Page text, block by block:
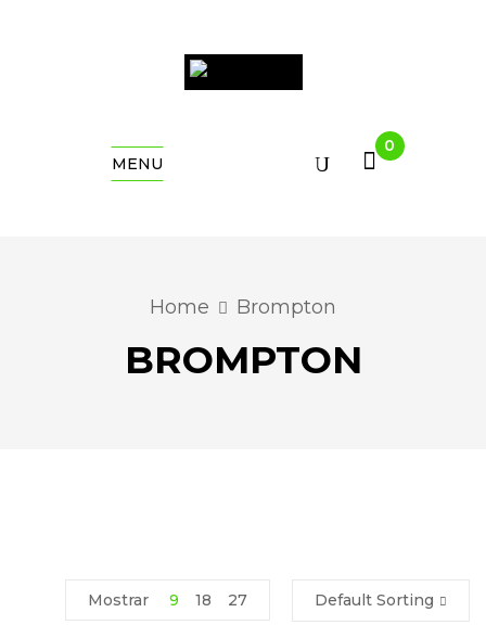
MENU
0
Home Brompton
BROMPTON
Default Sorting
Mostrar 9 18 27